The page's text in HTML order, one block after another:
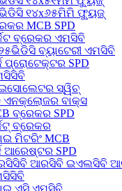
୧୪x୬୫ମିମି ଫ୍ୟୁଜ୍
MCB SPD
ବ୍ରେକର ଏମସିବି
ବ୍ୟାଟେରୀ ଏମସିବି
ପ୍ରୋଟେକ୍ଟର SPD
ସ୍ୱିଚ୍
ବାକ୍ସ
ବ୍ରେକର SPD
ବ୍ରେକର
ମିଟରିଂ MCB
ଆରେଷ୍ଟର SPD
ଆରସିବି ଇଏଲସିବି
ଏସି ଏମସିବି